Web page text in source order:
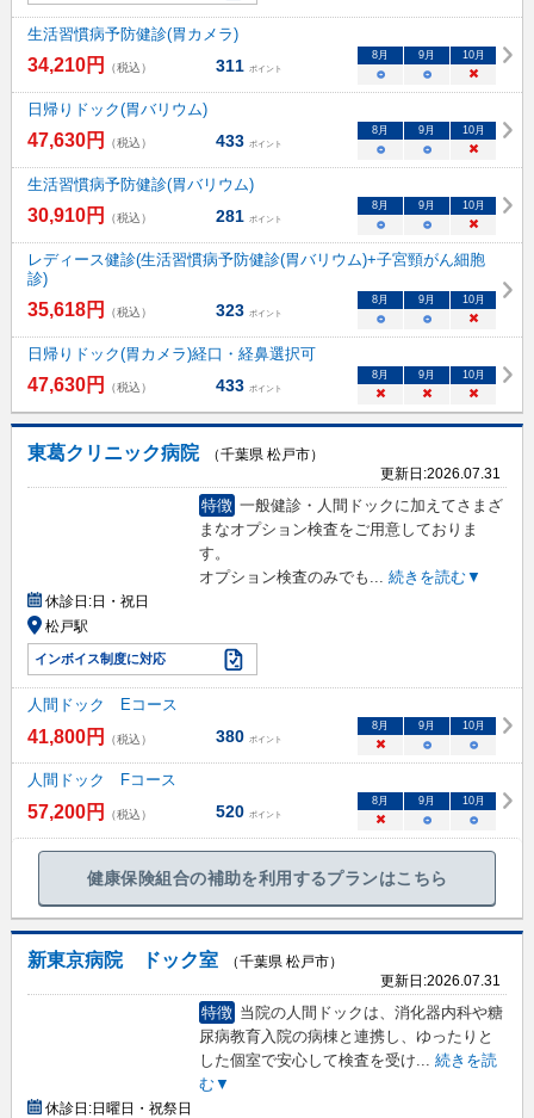
生活習慣病予防健診(胃カメラ)
34,210円 （税込） 311 ポイント
8 月 9 月 10月
○ ○ ×
日帰りドック(胃バリウム)
47,630円 （税込） 433 ポイント
8 月 9 月 10月
○ ○ ×
生活習慣病予防健診(胃バリウム)
30,910円 （税込） 281 ポイント
8 月 9 月 10月
○ ○ ×
レディース健診(生活習慣病予防健診(胃バリウム)+子宮頸がん細胞
診)
35,618円 （税込） 323 ポイント
8 月 9 月 10月
○ ○ ×
日帰りドック(胃カメラ)経口・経鼻選択可
47,630円 （税込） 433 ポイント
8 月 9 月 10月
× × ×
東葛クリニック病院
（千葉県 松戸市）
更新日:2026.07.31
特徴 一般健診・人間ドックに加えてさまざ
まなオプション検査をご用意しておりま
す。
オプション検査のみでも ... 続きを読む▼
休診日:日・祝日
松戸駅
インボイス制度に対応
人間ドック Eコース
41,800円 （税込） 380 ポイント
8月 9月 10月
× ○ ○
人間ドック Fコース
57,200円 （税込） 520 ポイント
8月 9月 10月
× ○ ○
健康保険組合の補助を利用するプランはこちら
新東京病院 ドック室
（千葉県 松戸市）
更新日:2026.07.31
特徴 当院の人間ドックは、消化器内科や糖
尿病教育入院の病棟と連携し、ゆったりと
した個室で安心して検査を受け
続きを読
む▼
休診日:日曜日・祝祭日